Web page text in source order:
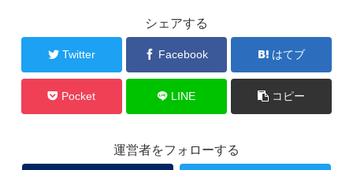
シェアする
Twitter Facebook はてブ
Pocket LINE コピー
運営者をフォローする